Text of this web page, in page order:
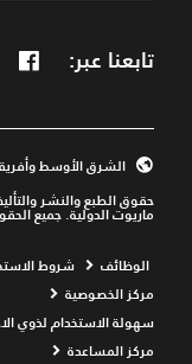
تابعنا عبر:
ماريوت الدولية. جميع
الشرق الأوسط
الوظائف window
شروط
مركز الخصوصية
سهولة الاستخدام لذوي
a new window
مركز المساعدة